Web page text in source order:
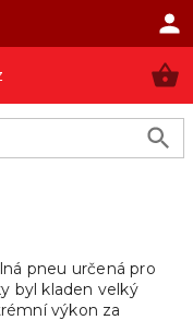
pneu určená pro
byl kladen velký
výkon za